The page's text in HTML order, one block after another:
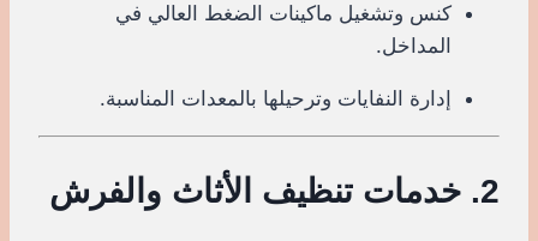
كنس وتشغيل ماكينات الضغط العالي في
المداخل.
إدارة النفايات وترحيلها بالمعدات المناسبة.
2. خدمات تنظيف الأثاث والفرش